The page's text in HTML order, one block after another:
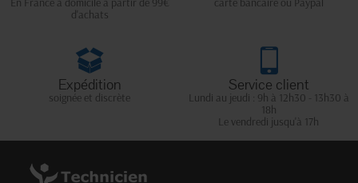
d'achats
Expédition
soignée et discrète
Service client
Lundi au jeudi : 9h à 12h30 - 13h30 à
18h
Le vendredi jusqu'à 17h